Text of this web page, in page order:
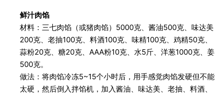
鲜汁肉馅
材料：三七肉馅（或猪肉馅）5000克、酱油500克、味达美
200克、老抽100克、料酒100克、味精100克、鸡精50克、
蒜粉20克、糖20克、AAA粉10克、水5斤、洋葱1000克、姜
500克。
做法：将肉馅冷冻5~15个小时后，用手感觉肉馅发硬但不能
太硬，然后倒入拌馅机，加入酱油、味达美、老抽、料酒、